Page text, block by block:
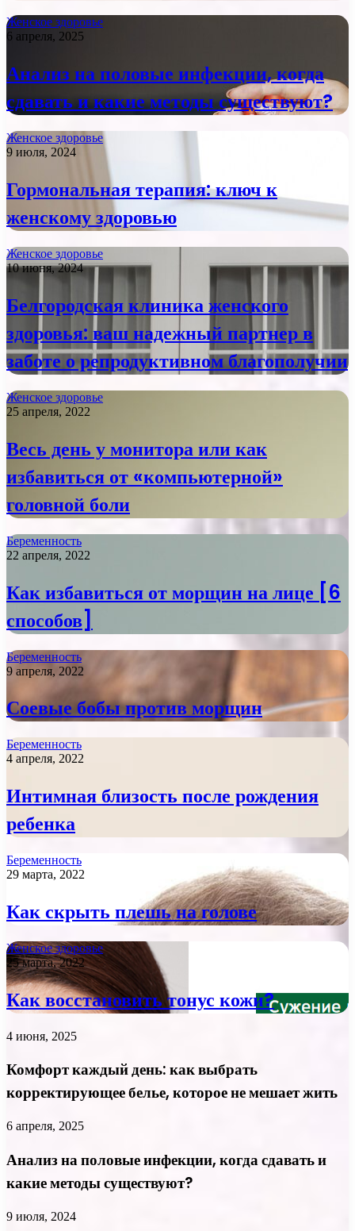
Женское здоровье
6 апреля, 2025
Анализ на половые инфекции, когда
сдавать и какие методы существуют?
Женское здоровье
9 июля, 2024
Гормональная терапия: ключ к
женскому здоровью
Женское здоровье
10 июня, 2024
Белгородская клиника женского
здоровья: ваш надежный партнер в
заботе о репродуктивном благополучии
Женское здоровье
25 апреля, 2022
Весь день у монитора или как
избавиться от «компьютерной»
головной боли
Беременность
22 апреля, 2022
Как избавиться от морщин на лице [6
способов]
Беременность
9 апреля, 2022
Соевые бобы против морщин
Беременность
4 апреля, 2022
Интимная близость после рождения
ребенка
Беременность
29 марта, 2022
Как скрыть плешь на голове
Женское здоровье
25 марта, 2022
Как восстановить тонус кожи?
4 июня, 2025
Комфорт каждый день: как выбрать
корректирующее белье, которое не мешает жить
6 апреля, 2025
Анализ на половые инфекции, когда сдавать и
какие методы существуют?
9 июля, 2024